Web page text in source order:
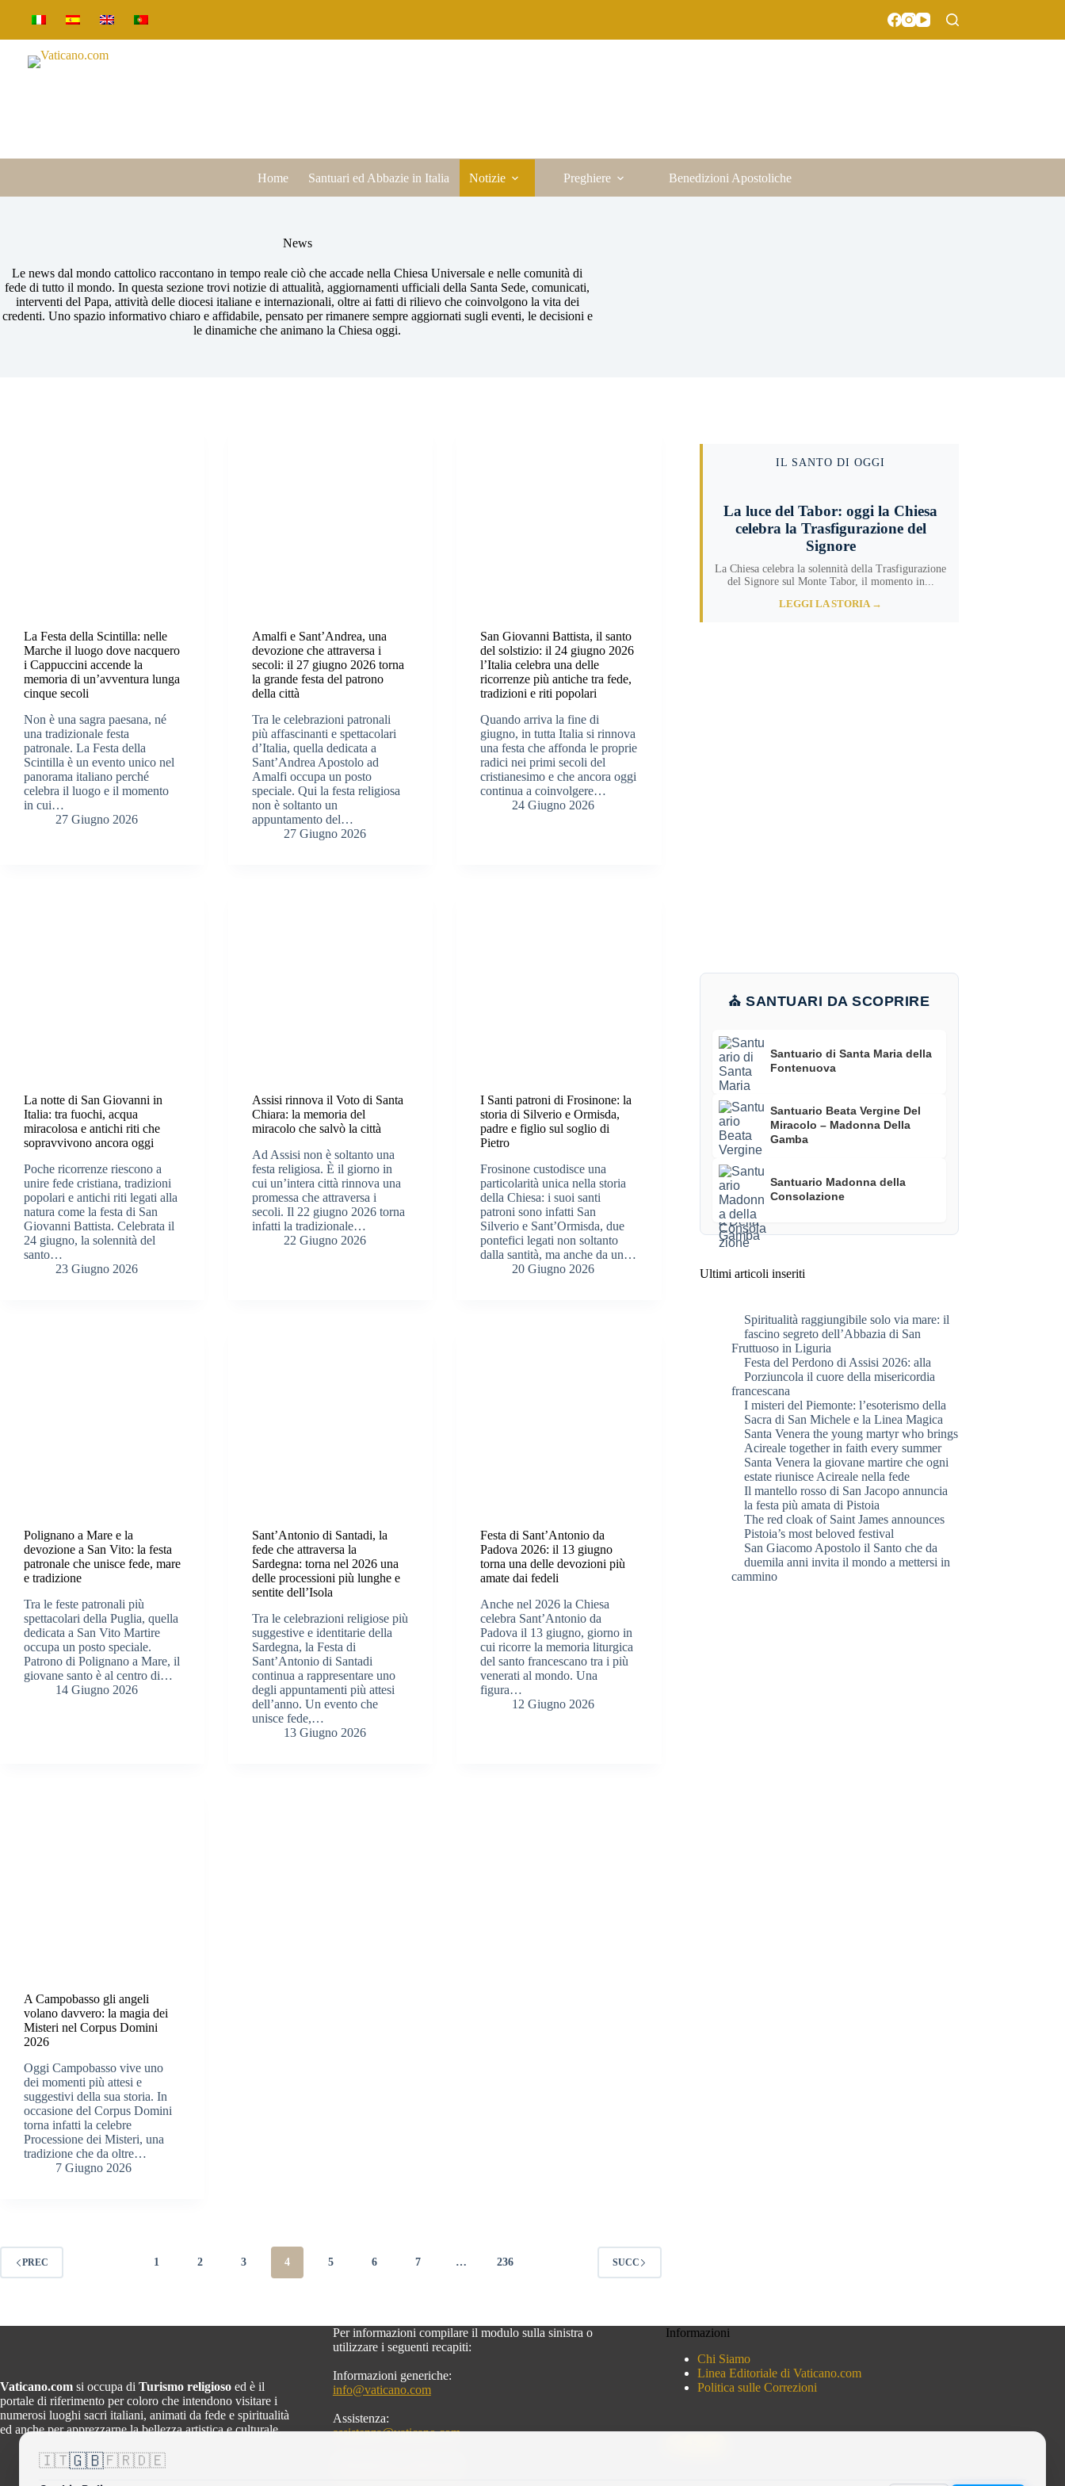
Home Santuari ed Abbazie in Italia Notizie Preghiere Benedizioni Apostoliche
News
Le news dal mondo cattolico raccontano in tempo reale ciò che accade nella Chiesa Universale e nelle comunità di
fede di tutto il mondo. In questa sezione trovi notizie di attualità, aggiornamenti ufficiali della Santa Sede, comunicati,
interventi del Papa, attività delle diocesi italiane e internazionali, oltre ai fatti di rilievo che coinvolgono la vita dei
credenti. Uno spazio informativo chiaro e affidabile, pensato per rimanere sempre aggiornati sugli eventi, le decisioni e
le dinamiche che animano la Chiesa oggi.
La Festa della Scintilla: nelle
Marche il luogo dove nacquero
i Cappuccini accende la
memoria di un’avventura lunga
cinque secoli
Non è una sagra paesana, né
una tradizionale festa
patronale. La Festa della
Scintilla è un evento unico nel
panorama italiano perché
celebra il luogo e il momento
in cui…
27 Giugno 2026
Amalfi e Sant’Andrea, una
devozione che attraversa i
secoli: il 27 giugno 2026 torna
la grande festa del patrono
della città
Tra le celebrazioni patronali
più affascinanti e spettacolari
d’Italia, quella dedicata a
Sant’Andrea Apostolo ad
Amalfi occupa un posto
speciale. Qui la festa religiosa
non è soltanto un
appuntamento del…
27 Giugno 2026
San Giovanni Battista, il santo
del solstizio: il 24 giugno 2026
l’Italia celebra una delle
ricorrenze più antiche tra fede,
tradizioni e riti popolari
Quando arriva la fine di
giugno, in tutta Italia si rinnova
una festa che affonda le proprie
radici nei primi secoli del
cristianesimo e che ancora oggi
continua a coinvolgere…
24 Giugno 2026
La notte di San Giovanni in
Italia: tra fuochi, acqua
miracolosa e antichi riti che
sopravvivono ancora oggi
Poche ricorrenze riescono a
unire fede cristiana, tradizioni
popolari e antichi riti legati alla
natura come la festa di San
Giovanni Battista. Celebrata il
24 giugno, la solennità del
santo…
23 Giugno 2026
Assisi rinnova il Voto di Santa
Chiara: la memoria del
miracolo che salvò la città
Ad Assisi non è soltanto una
festa religiosa. È il giorno in
cui un’intera città rinnova una
promessa che attraversa i
secoli. Il 22 giugno 2026 torna
infatti la tradizionale…
22 Giugno 2026
I Santi patroni di Frosinone: la
storia di Silverio e Ormisda,
padre e figlio sul soglio di
Pietro
Frosinone custodisce una
particolarità unica nella storia
della Chiesa: i suoi santi
patroni sono infatti San
Silverio e Sant’Ormisda, due
pontefici legati non soltanto
dalla santità, ma anche da un…
20 Giugno 2026
Polignano a Mare e la
devozione a San Vito: la festa
patronale che unisce fede, mare
e tradizione
Tra le feste patronali più
spettacolari della Puglia, quella
dedicata a San Vito Martire
occupa un posto speciale.
Patrono di Polignano a Mare, il
giovane santo è al centro di…
14 Giugno 2026
Sant’Antonio di Santadi, la
fede che attraversa la
Sardegna: torna nel 2026 una
delle processioni più lunghe e
sentite dell’Isola
Tra le celebrazioni religiose più
suggestive e identitarie della
Sardegna, la Festa di
Sant’Antonio di Santadi
continua a rappresentare uno
degli appuntamenti più attesi
dell’anno. Un evento che
unisce fede,…
13 Giugno 2026
Festa di Sant’Antonio da
Padova 2026: il 13 giugno
torna una delle devozioni più
amate dai fedeli
Anche nel 2026 la Chiesa
celebra Sant’Antonio da
Padova il 13 giugno, giorno in
cui ricorre la memoria liturgica
del santo francescano tra i più
venerati al mondo. Una
figura…
12 Giugno 2026
A Campobasso gli angeli
volano davvero: la magia dei
Misteri nel Corpus Domini
2026
Oggi Campobasso vive uno
dei momenti più attesi e
suggestivi della sua storia. In
occasione del Corpus Domini
torna infatti la celebre
Processione dei Misteri, una
tradizione che da oltre…
7 Giugno 2026
PREC 1 2 3 4 5 6 7 … 236 SUCC
IL SANTO DI OGGI
La luce del Tabor: oggi la Chiesa
celebra la Trasfigurazione del
Signore
La Chiesa celebra la solennità della Trasfigurazione
del Signore sul Monte Tabor, il momento in...
LEGGI LA STORIA →
⛪ SANTUARI DA SCOPRIRE
Santuario di Santa Maria della
Fontenuova
Santuario Beata Vergine Del
Miracolo – Madonna Della
Gamba
Santuario Madonna della
Consolazione
Ultimi articoli inseriti
Spiritualità raggiungibile solo via mare: il
fascino segreto dell’Abbazia di San
Fruttuoso in Liguria
Festa del Perdono di Assisi 2026: alla
Porziuncola il cuore della misericordia
francescana
I misteri del Piemonte: l’esoterismo della
Sacra di San Michele e la Linea Magica
Santa Venera the young martyr who brings
Acireale together in faith every summer
Santa Venera la giovane martire che ogni
estate riunisce Acireale nella fede
Il mantello rosso di San Jacopo annuncia
la festa più amata di Pistoia
The red cloak of Saint James announces
Pistoia’s most beloved festival
San Giacomo Apostolo il Santo che da
duemila anni invita il mondo a mettersi in
cammino
Vaticano.com si occupa di Turismo religioso ed è il
portale di riferimento per coloro che intendono visitare i
numerosi luoghi sacri italiani, animati da fede e spiritualità
ed anche per apprezzarne la bellezza artistica e culturale.
Per informazioni compilare il modulo sulla sinistra o
utilizzare i seguenti recapiti:
Informazioni generiche:
info@vaticano.com
Assistenza:
assistenza@vaticano.com
Informazioni
Chi Siamo
Linea Editoriale di Vaticano.com
Politica sulle Correzioni
🇮🇹🇬🇧🇫🇷🇩🇪